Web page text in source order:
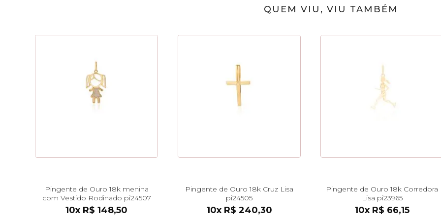
QUEM VIU, VIU TAMBÉM
Pingente de Ouro 18k menina
com Vestido Rodinado pi24507
10x R$ 148,50
Pingente de Ouro 18k Cruz Lisa
pi24505
10x R$ 240,30
Pingente de Ouro 18k Corredora
Lisa pi23965
10x R$ 66,15